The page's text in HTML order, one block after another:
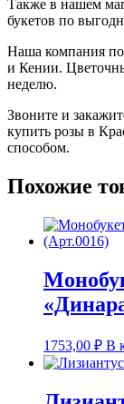
Также в нашем
букетов по
Наша компания
и Кении.
неделю.
Звоните и
купить розы в
способом.
Похожие
1753,00 ₽ В